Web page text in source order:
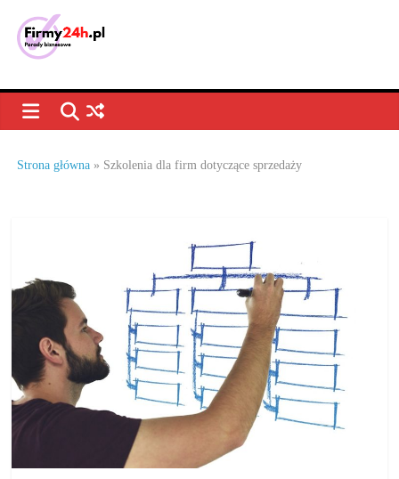
contentPorady
biznesowe,
dla
jak
prowadzić
działalność
gospodarczą.
Strona główna » Szkolenia dla firm dotyczące sprzedaży